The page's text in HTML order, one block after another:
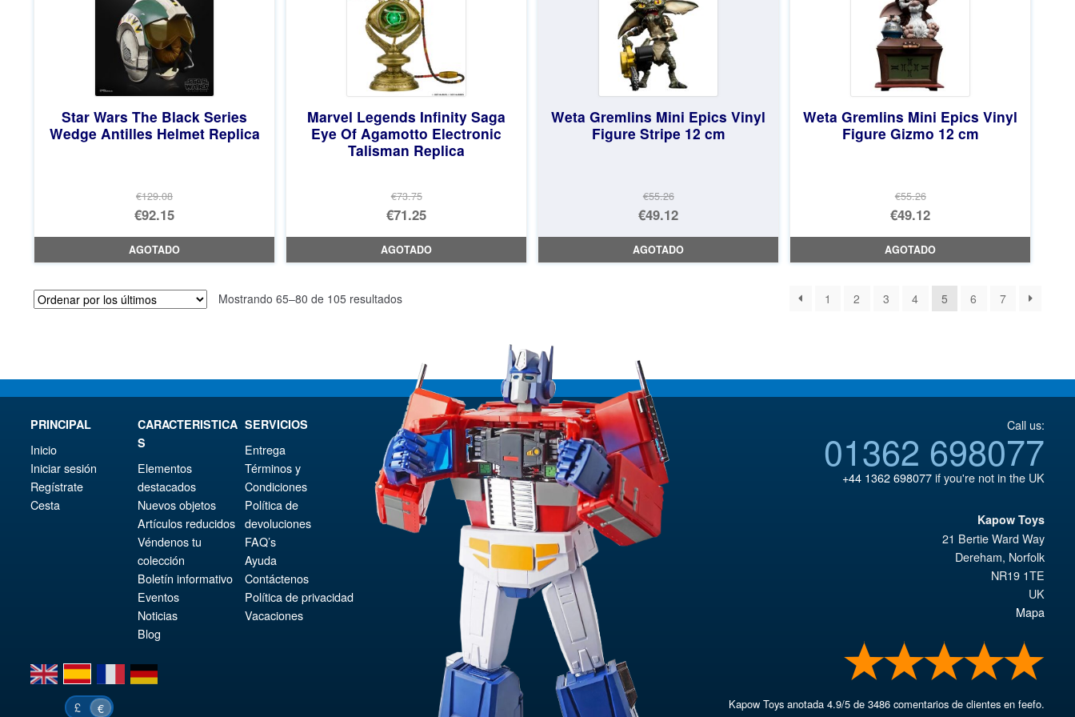
Star Wars The Black Series
Wedge Antilles Helmet Replica
€129.08
El
precio
original
€129.08.
€92.15
El
precio
es:
AGOTADO
Marvel Legends Infinity Saga
Eye Of Agamotto Electronic
Talisman Replica
€73.75
El
precio
original
€71.25
El
precio
AGOTADO
Weta Gremlins Mini Epics Vinyl
Figure Stripe 12 cm
€55.26
El
precio
original
€49.12
El
precio
AGOTADO
Weta Gremlins Mini Epics Vinyl
Figure Gizmo 12 cm
€55.26
El
precio
original
€55.26.
€49.12
El
precio
es:
AGOTADO
Mostrando 65–80 de 105 resultadosOrdenado
1 2 3 4 5 6 7
PRINCIPAL
Inicio
Iniciar sesión
Regístrate
Cesta
CARACTERISTICA
S
Elementos
destacados
Nuevos objetos
Artículos reducidos
Véndenos tu
colección
Boletín informativo
Eventos
Noticias
Blog
SERVICIOS
Entrega
Términos y
Condiciones
Política de
devoluciones
FAQ’s
Ayuda
Contáctenos
Política de privacidad
Vacaciones
en es fr de
£ €
Call us:
01362 698077
+44 1362 698077if you're not in the UK
Kapow Toys
21 Bertie Ward Way
Dereham, Norfolk
NR19 1TE
UK
Mapa
Kapow Toys anotada4.9/5 de3486 comentarios de clientes en feefo.